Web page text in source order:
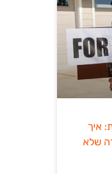
איך
שלא